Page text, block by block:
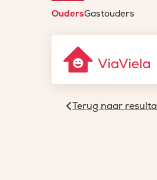
OudersGastouders
Terug naar